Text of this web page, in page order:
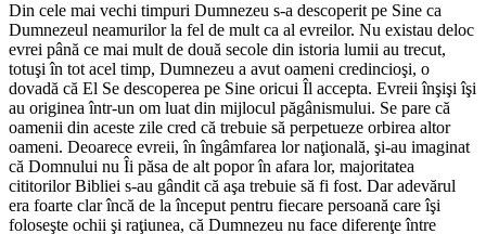
Din cele mai vechi timpuri Dumnezeu s-a descoperit pe Sine ca
Dumnezeul neamurilor la fel de mult ca al evreilor. Nu existau deloc
evrei până ce mai mult de două secole din istoria lumii au trecut,
totuşi în tot acel timp, Dumnezeu a avut oameni credincioşi, o
dovadă că El Se descoperea pe Sine oricui Îl accepta. Evreii înşişi îşi
au originea într-un om luat din mijlocul păgânismului. Se pare că
oamenii din aceste zile cred că trebuie să perpetueze orbirea altor
oameni. Deoarece evreii, în îngâmfarea lor naţională, şi-au imaginat
că Domnului nu Îi păsa de alt popor în afara lor, majoritatea
cititorilor Bibliei s-au gândit că aşa trebuie să fi fost. Dar adevărul
era foarte clar încă de la început pentru fiecare persoană care îşi
foloseşte ochii şi raţiunea, că Dumnezeu nu face diferenţe între